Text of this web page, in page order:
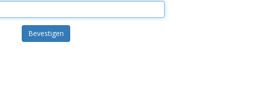
Bevestigen